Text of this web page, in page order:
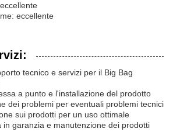
eccellente
tecnico e servizi per il Big Bag
a punto e l'installazione del prodotto
dei problemi per eventuali problemi tecnici
sui prodotti per un uso ottimale
in garanzia e manutenzione dei prodotti